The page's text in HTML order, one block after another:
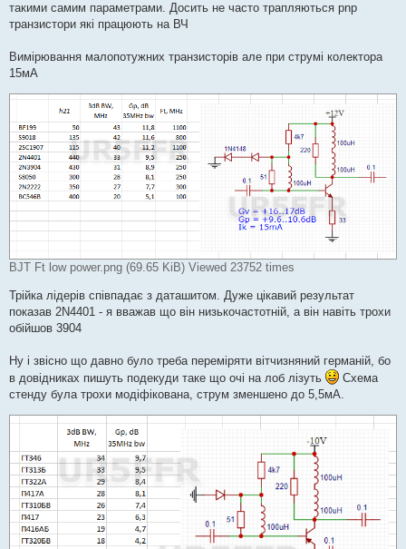
такими самим параметрами. Досить не часто трапляються pnp
транзистори які працюють на ВЧ
Вимірювання малопотужних транзисторів але при струмі колектора
15мА
BJT Ft low power.png (69.65 KiB) Viewed 23752 times
Трійка лідерів співпадає з даташитом. Дуже цікавий результат
показав 2N4401 - я вважав що він низькочастотній, а він навіть трохи
обійшов 3904
Ну і звісно що давно було треба переміряти вітчизняний германій, бо
в довідниках пишуть подекуди таке що очі на лоб лізуть
Схема
стенду була трохи модіфікована, струм зменшено до 5,5мА.